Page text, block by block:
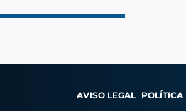
AVISO LEGAL